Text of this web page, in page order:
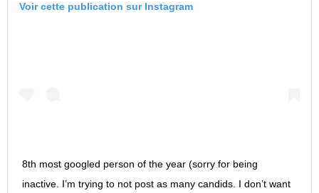
Voir cette publication sur Instagram
8th most googled person of the year (sorry for being
inactive. I’m trying to not post as many candids. I don’t want